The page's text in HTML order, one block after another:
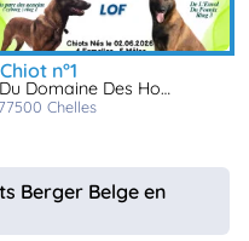
chiot n°1
Du Domaine Des Hoyas
77500 chelles
Berger Belge en